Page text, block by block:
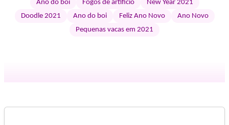
Ano do boi Fogos de artifício
New Year 2021
Doodle 2021
Ano do boi Feliz Ano Novo
Ano Novo
Pequenas vacas em 2021